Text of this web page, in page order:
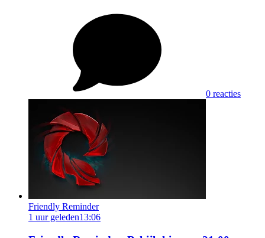
0 reacties
Friendly Reminder
1 uur geleden13:06